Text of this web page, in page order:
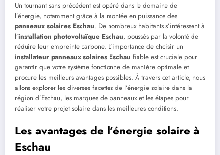
Un tournant sans précédent est opéré dans le domaine de
l’énergie, notamment grâce à la montée en puissance des
panneaux solaires Eschau. De nombreux habitants s’intéressent à
l’installation photovoltaïque Eschau, poussés par la volonté de
réduire leur empreinte carbone. L’importance de choisir un
installateur panneaux solaires Eschau fiable est cruciale pour
garantir que votre système fonctionne de manière optimale et
procure les meilleurs avantages possibles. À travers cet article, nous
allons explorer les diverses facettes de l’énergie solaire dans la
région d’Eschau, les marques de panneaux et les étapes pour
réaliser votre projet solaire dans les meilleures conditions.
Les avantages de l’énergie solaire à
Eschau